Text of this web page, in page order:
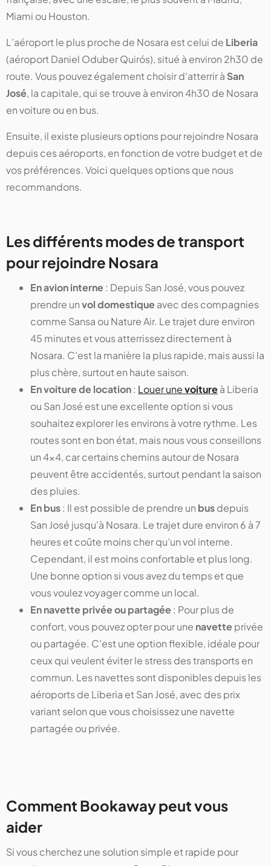
Miami ou Houston.
L’aéroport le plus proche de Nosara est celui de Liberia
(aéroport Daniel Oduber Quirós), situé à environ 2h30 de
route. Vous pouvez également choisir d'atterrir à San
José, la capitale, qui se trouve à environ 4h30 de Nosara
en voiture ou en bus.
Ensuite, il existe plusieurs options pour rejoindre Nosara
depuis ces aéroports, en fonction de votre budget et de
vos préférences. Voici quelques options que nous
recommandons.
Les différents modes de transport
pour rejoindre Nosara
En avion interne: Depuis San José, vous pouvez
prendre unvol domestiqueavec des compagnies
comme Sansa ou Nature Air. Le trajet dure environ
45 minutes et vous atterrissez directement à
Nosara. C’est la manière la plus rapide, mais aussi la
plus chère, surtout en haute saison.
En voiture de location: Louer unevoitureà Liberia
ou San José est une excellente option si vous
souhaitez explorer les environs à votre rythme. Les
routes sont en bon état, mais nous vous conseillons
un 4x4, car certains chemins autour de Nosara
peuvent être accidentés, surtout pendant la saison
des pluies.
En bus: Il est possible de prendre un busdepuis
San José jusqu'à Nosara. Le trajet dure environ 6 à 7
heures et coûte moins cher qu’un vol interne.
Cependant, il est moins confortable et plus long.
Une bonne option si vous avez du temps et que
vous voulez voyager comme un local.
En navette privée ou partagée: Pour plus de
confort, vous pouvez opter pour une navetteprivée
ou partagée. C’est une option flexible, idéale pour
ceux qui veulent éviter le stress des transports en
commun. Les navettes sont disponibles depuis les
aéroports de Liberia et San José, avec des prix
variant selon que vous choisissez une navette
partagée ou privée.
Comment Bookaway peut vous
aider
Si vous cherchez une solution simple et rapide pour